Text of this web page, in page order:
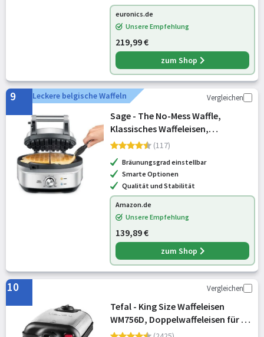
euronics.de
Unsere Empfehlung
219,99 €
zum Shop
9 Leckere belgische Waffeln Vergleichen
Sage - The No-Mess Waffle,
Klassisches Waffeleisen,
Gebürsteter Edelstahl
(117)
Bräunungsgrad einstellbar
Smarte Optionen
Qualität und Stabilität
Amazon.de
Unsere Empfehlung
139,89 €
zum Shop
10 Vergleichen
Tefal - King Size Waffeleisen
WM756D, Doppelwaffeleisen für 2
belgische, Dreh-Funktion,